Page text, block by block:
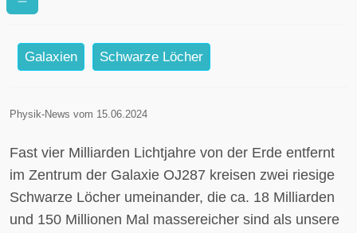
Galaxien Schwarze Löcher
Physik-News vom 15.06.2024
Fast vier Milliarden Lichtjahre von der Erde entfernt
im Zentrum der Galaxie OJ287 kreisen zwei riesige
Schwarze Löcher umeinander, die ca. 18 Milliarden
und 150 Millionen Mal massereicher sind als unsere